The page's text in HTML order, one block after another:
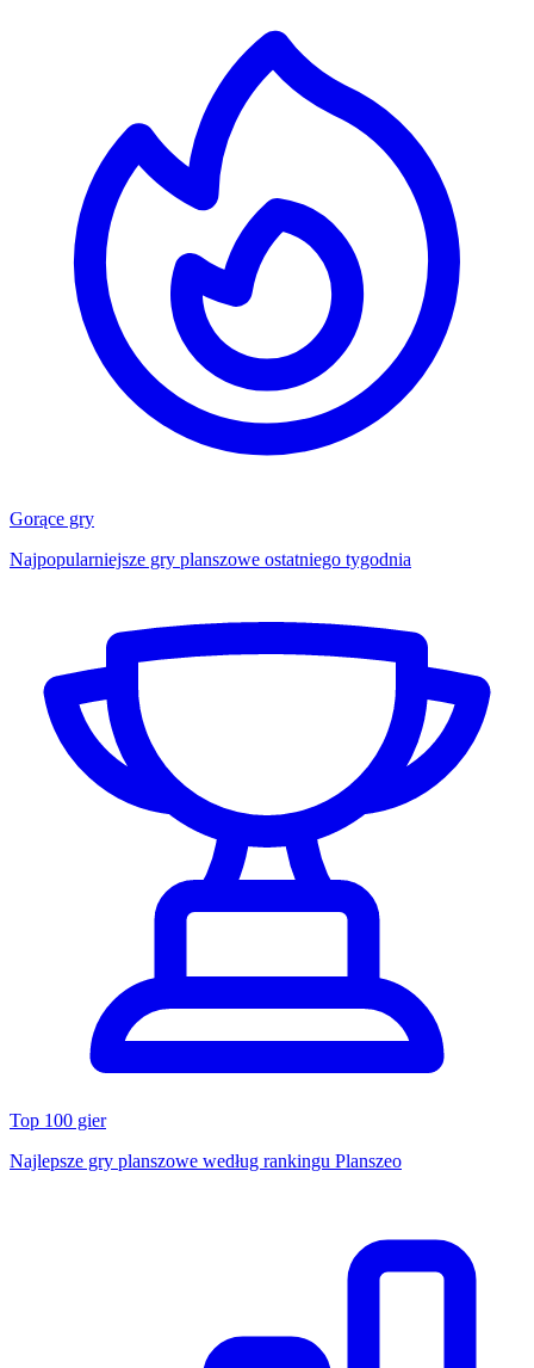
Gorące gry
Najpopularniejsze gry planszowe ostatniego tygodnia
Top 100 gier
Najlepsze gry planszowe według rankingu Planszeo